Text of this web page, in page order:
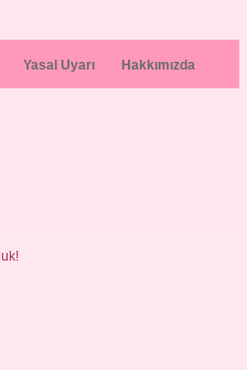
Yasal Uyarı Hakkımızda